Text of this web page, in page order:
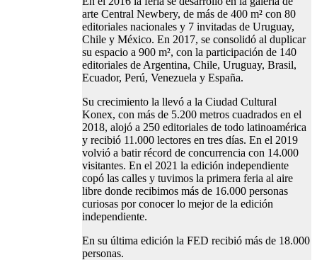
arte Central Newbery, de más de 400 m² con 80
editoriales nacionales y 7 invitadas de Uruguay,
Chile y México. En 2017, se consolidó al duplicar
su espacio a 900 m², con la participación de 140
editoriales de Argentina, Chile, Uruguay, Brasil,
Ecuador, Perú, Venezuela y España.
Su crecimiento la llevó a la Ciudad Cultural
Konex, con más de 5.200 metros cuadrados en el
2018, alojó a 250 editoriales de todo latinoamérica
y recibió 11.000 lectores en tres días. En el 2019
volvió a batir récord de concurrencia con 14.000
visitantes. En el 2021 la edición independiente
copó las calles y tuvimos la primera feria al aire
libre donde recibimos más de 16.000 personas
curiosas por conocer lo mejor de la edición
independiente.
En su última edición la FED recibió más de 18.000
personas.